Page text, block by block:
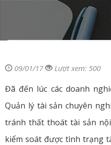
09/01/17 Lượt xem: 500
Đã đến lúc các doanh
Quản lý tài sản chuyên
tránh thất thoát tài sản
kiểm soát được tình trạng